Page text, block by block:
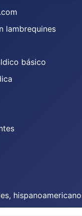
lambrequines
básico